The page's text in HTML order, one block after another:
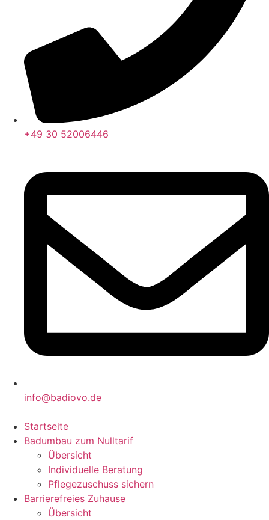
+49 30 52006446
info@badiovo.de
Startseite
Badumbau zum Nulltarif
Übersicht
Individuelle Beratung
Pflegezuschuss sichern
Barrierefreies Zuhause
Übersicht